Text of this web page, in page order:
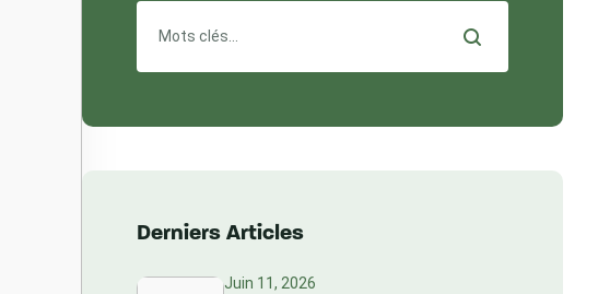
Derniers Articles
Juin 11, 2026